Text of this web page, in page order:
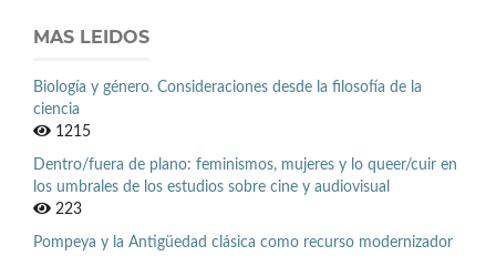
MAS LEIDOS
Biología y género. Consideraciones desde la filosofía de la
ciencia
1215
Dentro/fuera de plano: feminismos, mujeres y lo queer/cuir en
los umbrales de los estudios sobre cine y audiovisual
223
Pompeya y la Antigüedad clásica como recurso modernizador